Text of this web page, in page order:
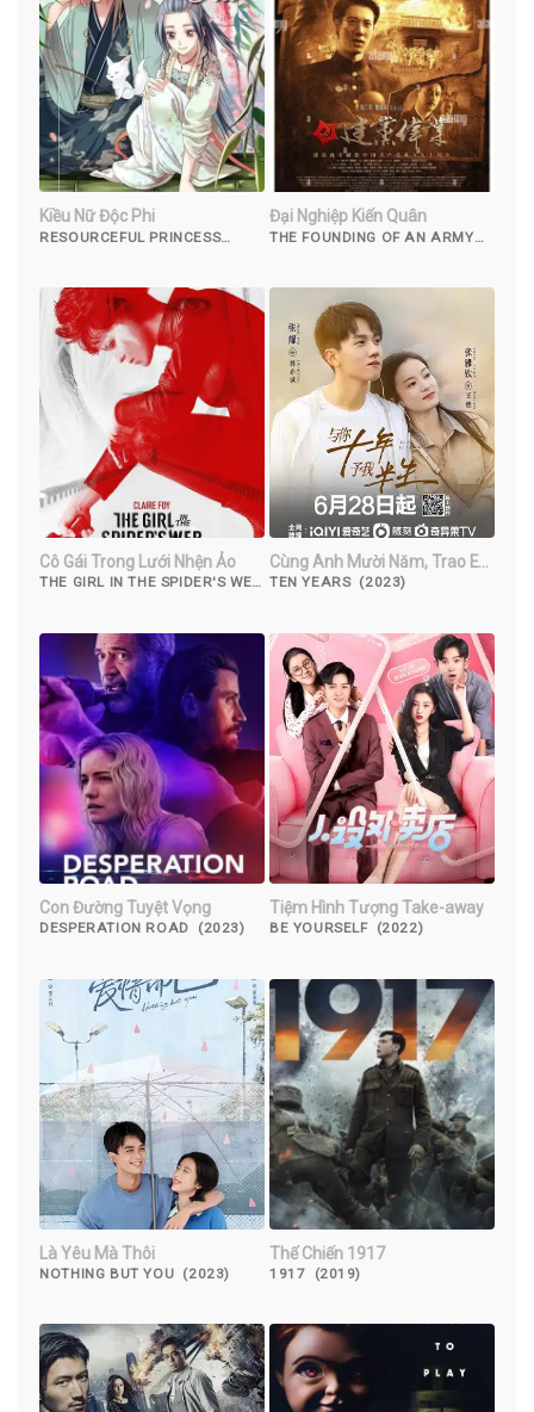
Kiều Nữ Độc Phi￼
RESOURCEFUL PRINCESS
Đại Nghiệp Kiến Quân
THE FOUNDING OF AN ARMY
Cô Gái Trong Lưới Nhện Ảo
THE GIRL IN THE SPIDER'S WEB
Cùng Anh Mười Năm, Trao Em
Nửa Đời
TEN YEARS (2023)
Con Đường Tuyệt Vọng
DESPERATION ROAD (2023)
Tiệm Hình Tượng Take-away
BE YOURSELF (2022)
Là Yêu Mà Thôi
NOTHING BUT YOU (2023)
Thế Chiến 1917
1917 (2019)